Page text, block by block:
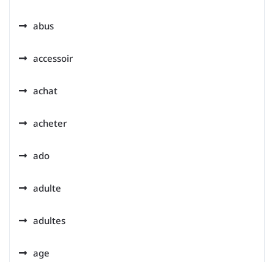
abus
accessoir
achat
acheter
ado
adulte
adultes
age